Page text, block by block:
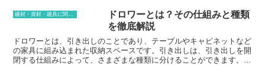
ると、部屋の雰囲気を一新することができるため、リフォームにも最
適です。ライニング材には、さまざまな種類がありますが、最も一般
的なのは壁紙です。壁紙は、比較的安価で施工が簡単なため、DIYで
も取り付けることができます。また、壁紙には、さまざまなデザイン
やカラーバリエーションがあり、部屋の雰囲気に合わせて選ぶことが
できます。塗装もまた、一般的なライニング材のひとつです。塗装
建材・資材・建具に関する用語
ドロワーとは？その仕組みと種類
を徹底解説
ドロワーとは、引き出しのことであり、テーブルやキャビネットなど
の家具に組み込まれた収納スペースです。引き出しは、引き出しを開
閉する仕組みによって、さまざまな種類に分けることができます。ド